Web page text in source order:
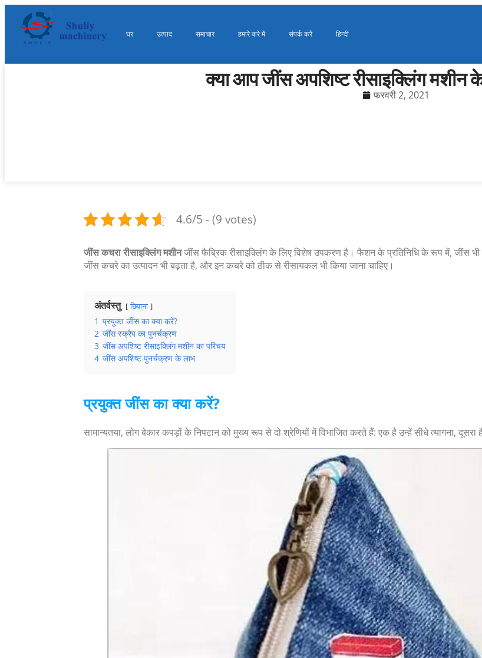
घर उत्पाद समाचार हमारे बारे में संपर्क करें हिन्दी
क्या आप जींस अपशिष्ट रीसाइक्लिंग मशीन
फरवरी 2, 2021
4.6/5 - (9 votes)
जींस कचरा रीसाइक्लिंग मशीनजींस फैब्रिक रीसाइक्लिंग के लिए विशेष उपकरण है। फैशन के प्रतिनिधि के रूप में, जींस
जींस कचरे का उत्पादन भी बढ़ता है, और इन कचरे को ठीक से रीसायकल भी किया जाना चाहिए।
अंतर्वस्तु छिपाना
1 प्रयुक्त जींस का क्या करें?
2 जींस स्क्रैप का पुनर्चक्रण
3 जींस अपशिष्ट रीसाइक्लिंग मशीन का परिचय
4 जींस अपशिष्ट पुनर्चक्रण के लाभ
प्रयुक्त जींस का क्या करें?
सामान्यतया, लोग बेकार कपड़ों के निपटान को मुख्य रूप से दो श्रेणियों में विभाजित करते हैं: एक है उन्हें सीधे त्यागना,